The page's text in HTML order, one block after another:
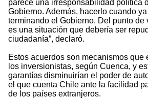
parece una irresponsabilidad política
Gobierno. Además, hacerlo cuando
terminando el Gobierno. Del punto de
es una situación que debería ser
ciudadanía”, declaró.
Estos acuerdos son mecanismos que
los inversionistas, según Cuenca, y
garantías disminuirían el poder de
el que cuenta Chile ante la facilidad
de los países extranjeros.